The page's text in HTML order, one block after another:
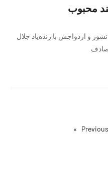
محبوب
و ازدواجش با زنده‌یاد جلال